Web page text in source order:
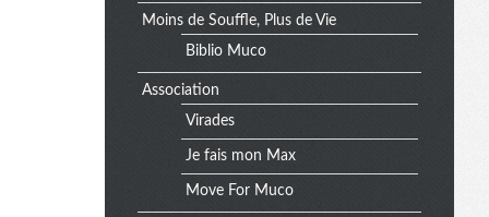
Moins de Souffle, Plus de Vie
Biblio Muco
Association
Virades
Je fais mon Max
Move For Muco